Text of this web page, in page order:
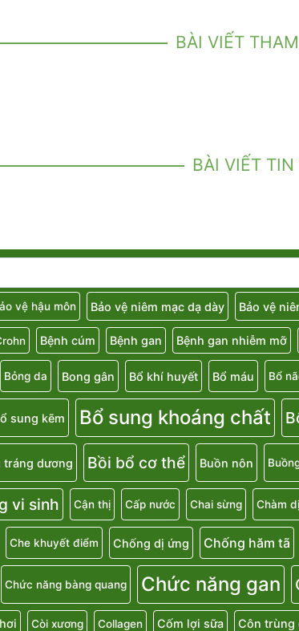
BÀI VIẾT
BÀI VIẾT TIN
vệ hậu môn Bảo vệ niêm mạc dạ dày Bảo vệ
Bệnh cúm Bệnh gan Bệnh gan nhiễm mỡ
Bỏng da Bong gân Bổ khí huyết Bổ máu Bổ
sung kẽm Bổ sung khoáng chất
tráng dương Bồi bổ cơ thể Buồn nôn
vi sinh Cận thị Cấp nước Chai sừng Chàm
Che khuyết điểm Chống dị ứng Chống hăm tã
Chức năng bàng quang Chức năng gan
Còi xương Collagen Cốm lợi sữa Côn trùng